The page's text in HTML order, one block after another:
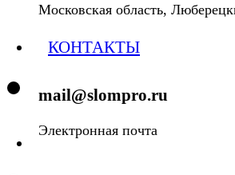
КОНТАКТЫ
Московская область,
mail@slompro.ru
Электронная почта